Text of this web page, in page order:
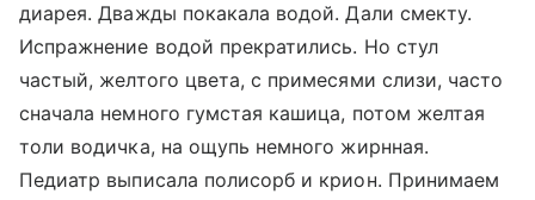
диарея. Дважды покакала водой. Дали смекту.
Испражнение водой прекратились. Но стул
частый, желтого цвета, с примесями слизи, часто
сначала немного гумстая кашица, потом желтая
толи водичка, на ощупь немного жирнная.
Педиатр выписала полисорб и крион. Принимаем